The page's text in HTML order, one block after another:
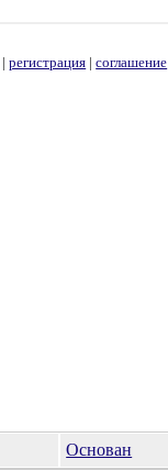
|регистрация |соглашение
Основан